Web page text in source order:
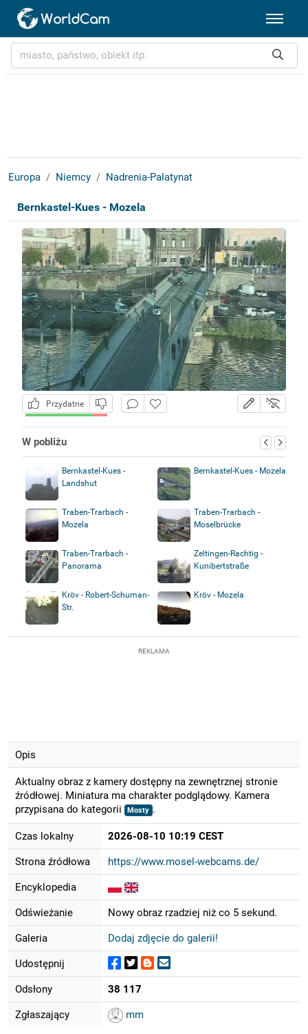
Europa Niemcy Nadrenia-Palatynat
Bernkastel-Kues - Mozela
Przydatne
W pobliżu
Bernkastel-Kues -
Landshut
Bernkastel-Kues - Mozela
Traben-Trarbach -
Mozela
Traben-Trarbach -
Moselbrücke
Traben-Trarbach -
Panorama
Zeltingen-Rachtig -
Kunibertstraße
Kröv - Robert-Schuman-
Str.
Kröv - Mozela
REKLAMA
Opis
Aktualny obraz z kamery dostępny na zewnętrznej stronie
źródłowej. Miniatura ma charakter podglądowy. Kamera
przypisana do kategorii
Mosty .
Czas lokalny 2026-08-10 10:19 CEST
Strona źródłowa https://www.mosel-webcams.de/
Encyklopedia
Odświeżanie Nowy obraz rzadziej niż co 5 sekund.
Galeria Dodaj zdjęcie do galerii!
Udostępnij
Odsłony 38 117
Zgłaszający mm